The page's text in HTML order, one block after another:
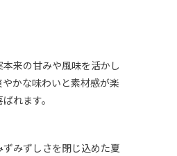
来の甘みや風味を活かし
かな味わいと素材感が楽
れます。
みずしさを閉じ込めた夏